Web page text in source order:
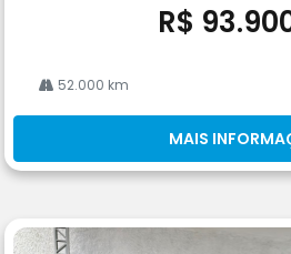
R$
52.000 km
MAIS